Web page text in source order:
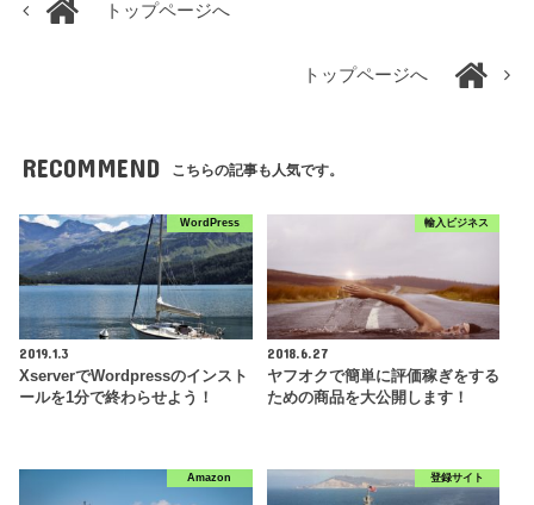
トップページへ
トップページへ
RECOMMEND こちらの記事も人気です。
WordPress
2019.1.3
XserverでWordpressのインスト
ールを1分で終わらせよう！
輸入ビジネス
2018.6.27
ヤフオクで簡単に評価稼ぎをする
ための商品を大公開します！
Amazon 登録サイト